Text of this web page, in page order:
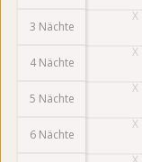
3 Nächte
4 Nächte
5 Nächte
6 Nächte